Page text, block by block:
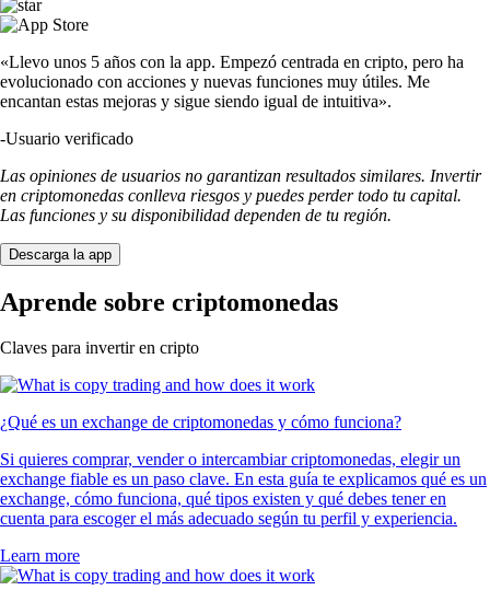
«Llevo unos 5 años con la app. Empezó centrada en cripto, pero ha
evolucionado con acciones y nuevas funciones muy útiles. Me
encantan estas mejoras y sigue siendo igual de intuitiva».
-Usuario verificado
Las opiniones de usuarios no garantizan resultados similares. Invertir
en criptomonedas conlleva riesgos y puedes perder todo tu capital.
Las funciones y su disponibilidad dependen de tu región.
Descarga la app
Aprende sobre criptomonedas
Claves para invertir en cripto
¿Qué es un exchange de criptomonedas y cómo funciona?
Si quieres comprar, vender o intercambiar criptomonedas, elegir un
exchange fiable es un paso clave. En esta guía te explicamos qué es un
exchange, cómo funciona, qué tipos existen y qué debes tener en
cuenta para escoger el más adecuado según tu perfil y experiencia.
Learn more